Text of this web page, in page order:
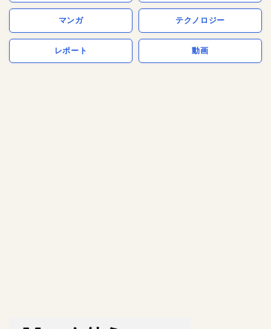
マンガ テクノロジー
レポート 動画